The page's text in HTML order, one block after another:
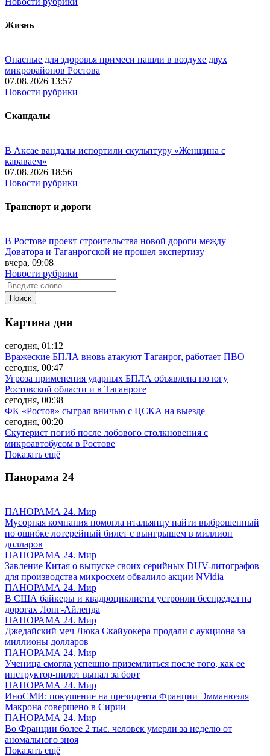
Жизнь
Опасные для здоровья примеси нашли в воздухе двух
микрорайонов Ростова
07.08.2026 13:57
Новости рубрики
Скандалы
В Аксае вандалы испортили скульптуру «Женщина с
караваем»
07.08.2026 18:56
Новости рубрики
Транспорт и дороги
В Ростове проект строительства новой дороги между
Доватора и Таганрогской не прошел экспертизу
вчера, 09:08
Новости рубрики
Картина дня
сегодня, 01:12
Вражеские БПЛА вновь атакуют Таганрог, работает ПВО
сегодня, 00:47
Угроза применения ударных БПЛА объявлена по югу
Ростовской области и в Таганроге
сегодня, 00:38
ФК «Ростов» сыграл вничью с ЦСКА на выезде
сегодня, 00:20
Скутерист погиб после лобового столкновения с
микроавтобусом в Ростове
Показать ещё
Панорама 24
ПАНОРАМА 24. Мир
Мусорная компания помогла итальянцу найти выброшенный
по ошибке лотерейный билет с выигрышем в миллион
долларов
ПАНОРАМА 24. Мир
Завление Китая о выпуске своих серийных DUV-литографов
для производства микросхем обвалило акции NVidia
ПАНОРАМА 24. Мир
В США байкеры и квадроциклисты устроили беспредел на
дорогах Лонг-Айленда
ПАНОРАМА 24. Мир
Джедайский меч Люка Скайуокера продали с аукциона за
миллионы долларов
ПАНОРАМА 24. Мир
Ученица смогла успешно приземлиться после того, как ее
инструктор-пилот выпал за борт
ПАНОРАМА 24. Мир
ИноСМИ: покушение на президента Франции Эмманюэля
Макрона совершено в Сирии
ПАНОРАМА 24. Мир
Во Франции более 2 тыс. человек умерли за неделю от
аномального зноя
Показать ещё